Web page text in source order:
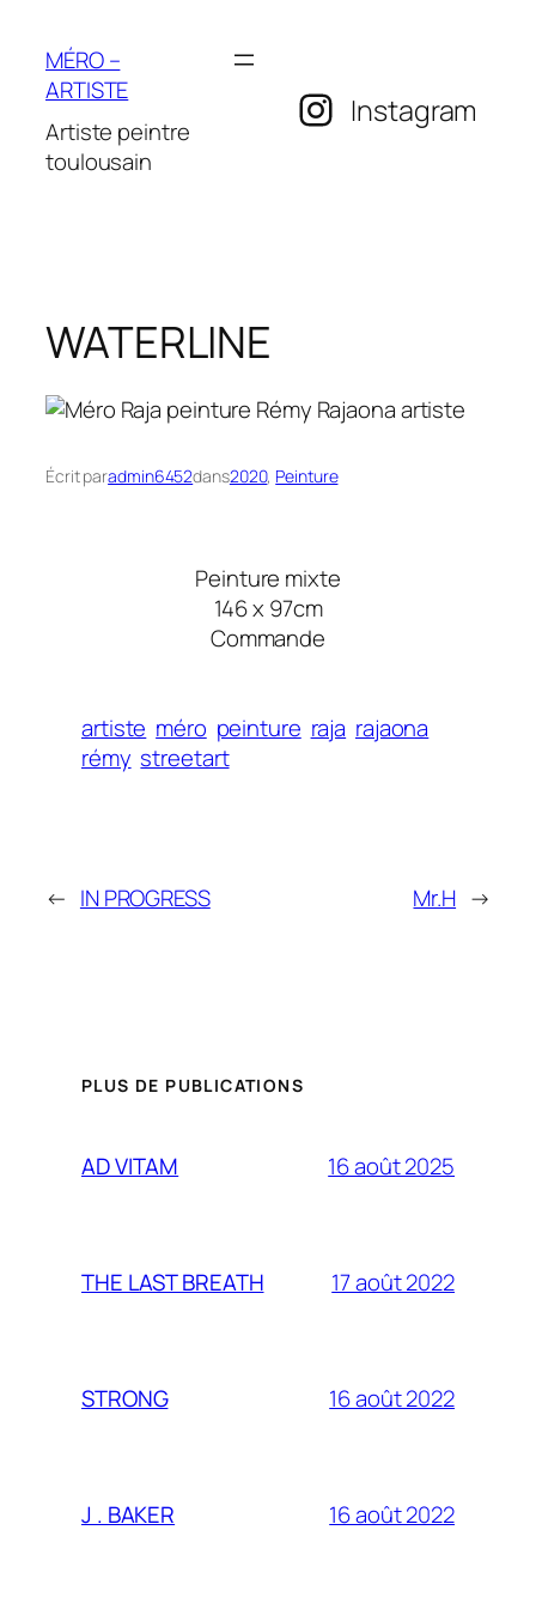
contenu
MÉRO –
ARTISTE
Artiste peintre
toulousain
Instagram
WATERLINE
Écrit paradmin6452dans2020, Peinture
Peinture mixte
146 x 97cm
Commande
artiste méro peinture raja rajaona
rémy streetart
← IN PROGRESS Mr.H →
PLUS DE PUBLICATIONS
AD VITAM 16 août 2025
THE LAST BREATH 17 août 2022
STRONG 16 août 2022
J . BAKER 16 août 2022